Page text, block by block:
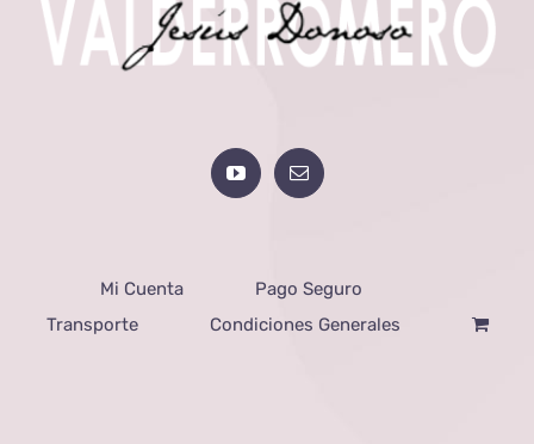
Mi Cuenta
Pago Seguro
Transporte
Condiciones Generales